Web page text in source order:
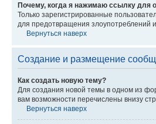
Почему, когда я нажимаю ссылку для
Только зарегистрированные
для предотвращения злоупотреблений
Вернуться наверх
Создание и размещение
Как создать новую тему?
Для создания новой темы в одном из
вам возможности перечислены внизу
Вернуться наверх